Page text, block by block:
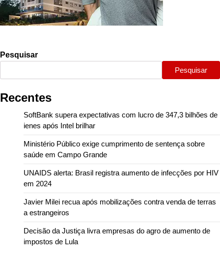
Pesquisar
Pesquisar
Recentes
SoftBank supera expectativas com lucro de 347,3 bilhões de
ienes após Intel brilhar
Ministério Público exige cumprimento de sentença sobre
saúde em Campo Grande
UNAIDS alerta: Brasil registra aumento de infecções por HIV
em 2024
Javier Milei recua após mobilizações contra venda de terras
a estrangeiros
Decisão da Justiça livra empresas do agro de aumento de
impostos de Lula